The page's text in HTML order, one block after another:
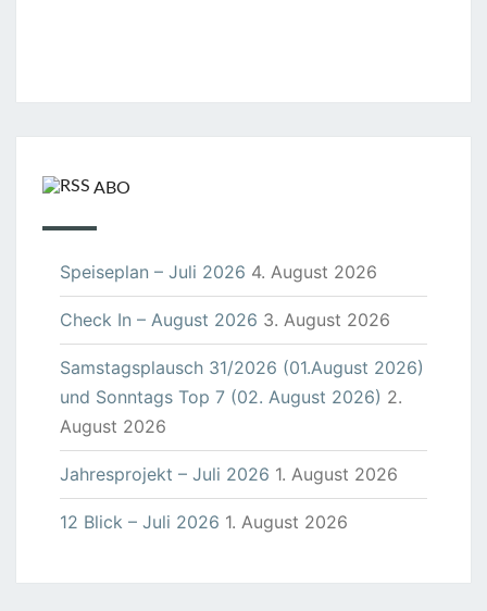
ABO
Speiseplan – Juli 2026 4. August 2026
Check In – August 2026 3. August 2026
Samstagsplausch 31/2026 (01.August 2026)
und Sonntags Top 7 (02. August 2026) 2.
August 2026
Jahresprojekt – Juli 2026 1. August 2026
12 Blick – Juli 2026 1. August 2026